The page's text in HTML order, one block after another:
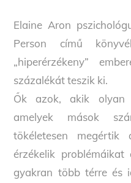
Elaine Aron
Person című
„hiperérzékeny”
százalékát teszik ki.
Ők azok, akik olyan
amelyek mások
tökéletesen megértik
érzékelik problémáikat
gyakran több térre és